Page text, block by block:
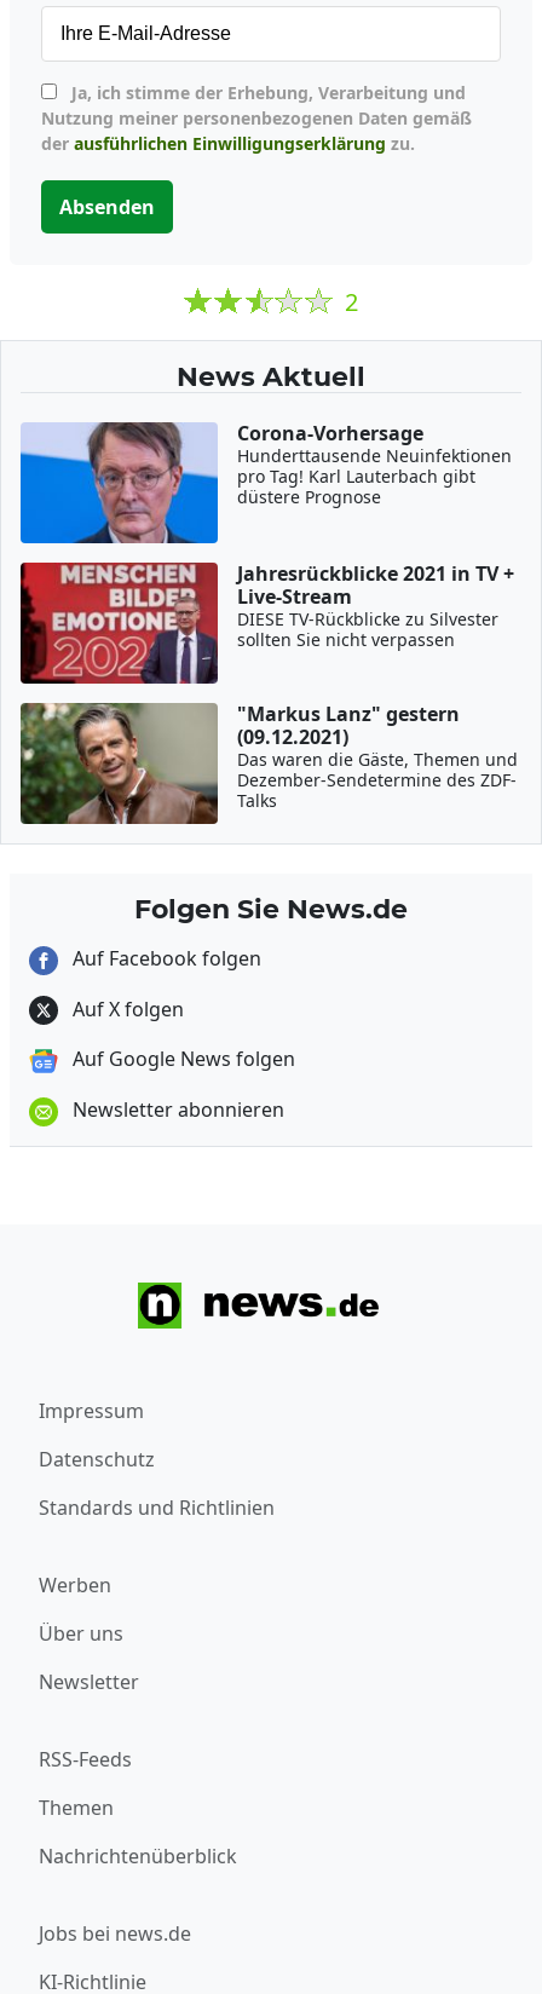
Nutzung meiner personenbezogenen Daten gemäß
der ausführlichen Einwilligungserklärung zu.
Absenden
2
News Aktuell
Corona-Vorhersage
Hunderttausende Neuinfektionen
pro Tag! Karl Lauterbach gibt
düstere Prognose
Jahresrückblicke 2021 in TV +
Live-Stream
DIESE TV-Rückblicke zu Silvester
sollten Sie nicht verpassen
"Markus Lanz" gestern
(09.12.2021)
Das waren die Gäste, Themen und
Dezember-Sendetermine des ZDF-
Talks
Folgen Sie News.de
Auf Facebook folgen
Auf X folgen
Auf Google News folgen
Newsletter abonnieren
Impressum
Datenschutz
Standards und Richtlinien
Werben
Über uns
Newsletter
RSS-Feeds
Themen
Nachrichtenüberblick
Jobs bei news.de
KI-Richtlinie